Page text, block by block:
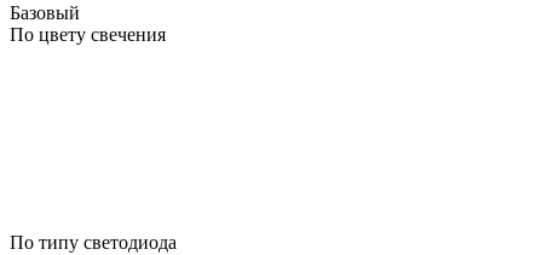
Базовый
По цвету свечения
По типу светодиода